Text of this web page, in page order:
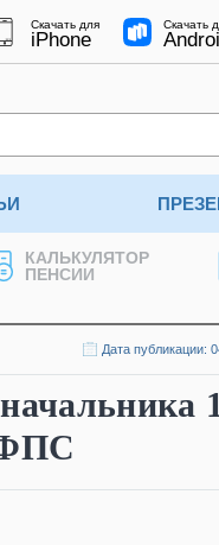
Скачать для
iPhone
Скачать
КАЛЬКУЛЯТОР
ПЕНСИИ
Дата публикации:
ФПС